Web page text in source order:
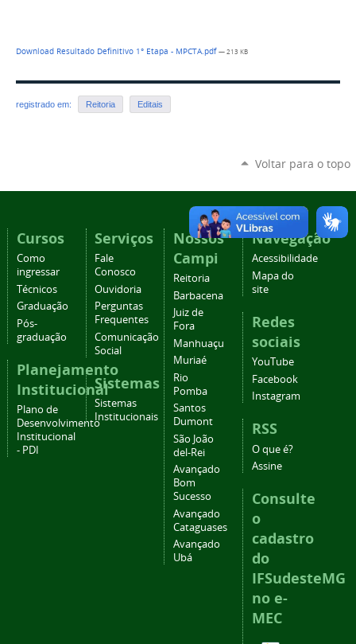
Download Resultado Definitivo 1° Etapa - MPCTA.pdf— 213 KB
registrado em: Reitoria Editais
Voltar para o topo
Cursos
Como
ingressar
Técnicos
Graduação
Pós-
graduação
Planejamento
Institucional
Plano de
Desenvolvimento
Institucional
- PDI
Serviços
Fale
Conosco
Ouvidoria
Perguntas
Frequentes
Comunicação
Social
Sistemas
Sistemas
Institucionais
Nossos
Campi
Reitoria
Barbacena
Juiz de
Fora
Manhuaçu
Muriaé
Rio
Pomba
Santos
Dumont
São João
del-Rei
Avançado
Bom
Sucesso
Avançado
Cataguases
Avançado
Ubá
Navegação
Acessibilidade
Mapa do
site
Redes
sociais
YouTube
Facebook
Instagram
RSS
O que é?
Assine
Consulte
o
cadastro
do
IFSudesteMG
no e-
MEC